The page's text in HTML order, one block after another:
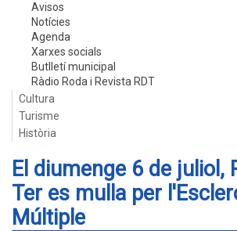
Avisos
Notícies
Agenda
Xarxes socials
Butlletí municipal
Ràdio Roda i Revista RDT
Cultura
Turisme
Història
El diumenge 6 de juliol,
Ter es mulla per
Múltiple